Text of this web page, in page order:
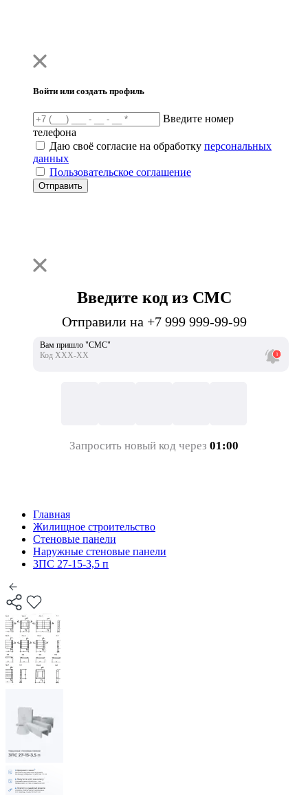
Войти или создать профиль
Введите номер
телефона
Даю своё согласие на обработку персональных
данных
Пользовательское соглашение
Отправить
Введите код из СМС
Отправили на +7 999 999-99-99
Вам пришло "СМС"
Код ХХХ-ХХ
Запросить новый код через 01:00
Главная
Жилищное строительство
Стеновые панели
Наружные стеновые панели
3ПС 27-15-3,5 п